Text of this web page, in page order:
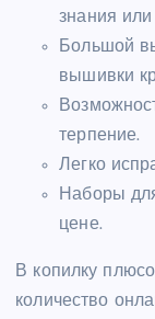
знания
Большой
вышивки
терпение.
Легко
Наборы
цене.
В копилку
количество